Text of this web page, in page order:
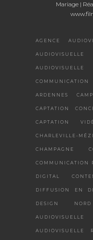
Mariage|
AGENCE
COMMUNICATION
ARDENNES
CAPTATION
CAPTATION
CHARLEVILLE-
CHAMPAGNE
COMMUNICATION
DIGITAL
DIFFUSION EN
DESIGN NORD
AUDIOVISUELLE